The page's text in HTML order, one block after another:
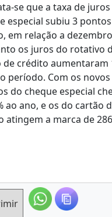
se que a taxa de
especial subiu 3
em relação a
os juros do rotativo
de crédito aumentaram
período. Com os
do cheque especial
ao ano, e os do cartão
atingem a marca de